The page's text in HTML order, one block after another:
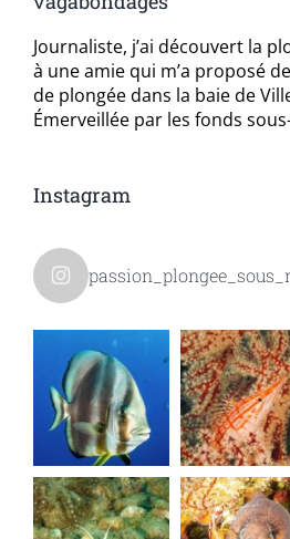
Journaliste, j’ai découvert la
à une amie qui m’a proposé
de plongée dans la baie de
Émerveillée par les fonds
Instagram